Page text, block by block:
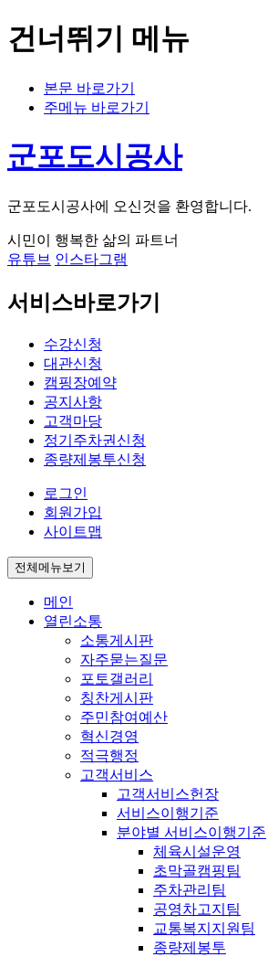
건너뛰기 메뉴
본문 바로가기
주메뉴 바로가기
군포도시공사
군포도시공사에 오신것을 환영합니다.
시민이 행복한 삶의 파트너
유튜브 인스타그램
서비스바로가기
수강신청
대관신청
캠핑장예약
공지사항
고객마당
정기주차권신청
종량제봉투신청
로그인
회원가입
사이트맵
전체메뉴보기
메인
열린소통
소통게시판
자주묻는질문
포토갤러리
칭찬게시판
주민참여예산
혁신경영
적극행정
고객서비스
고객서비스헌장
서비스이행기준
분야별 서비스이행기준
체육시설운영
초막골캠핑팀
주차관리팀
공영차고지팀
교통복지지원팀
종량제봉투